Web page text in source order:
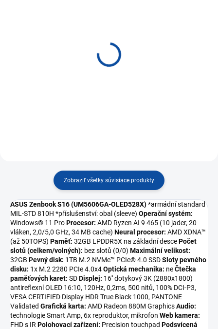
Zobraziť všetky súvisiace produkty
ASUS Zenbook S16 (UM5606GA-OLED528X)*armádní standard
MIL-STD 810H *příslušenství: obal (sleeve) Operační systém:
Windows® 11 ProProcesor: AMD Ryzen AI 9 465 (10 jader, 20
vláken, 2,0/5,0 GHz, 34 MB cache) Neural procesor: AMD XDNA™
(až 50TOPS) Paměť: 32GB LPDDR5X na základní descePočet
slotů (celkem/volných): bez slotů (0/0) Maximální velikost:
32GB Pevný disk: 1TB M.2 NVMe™ PCIe® 4.0 SSDSloty pevného
disku: 1x M.2 2280 PCIe 4.0x4Optická mechanika: neČtečka
paměťových karet: SDDisplej: 16'' dotykový 3K (2880x1800)
antireflexní OLED 16:10, 120Hz, 0,2ms, 500 nitů, 100% DCI-P3,
VESA CERTIFIED Display HDR True Black 1000, PANTONE
Validated Grafická karta: AMD Radeon 880M GraphicsAudio:
technologie Smart Amp, 6x reproduktor, mikrofon Web kamera:
FHD s IR Polohovací zařízení: Precision touchpad Podsvícená